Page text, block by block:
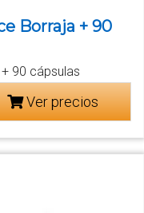
Borraja + 90
90 cápsulas
Ver precios